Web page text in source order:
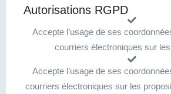
Autorisations RGPD
Accepte l’usage de ses
courriers électroniques sur
Accepte l’usage de ses
courriers électroniques sur les